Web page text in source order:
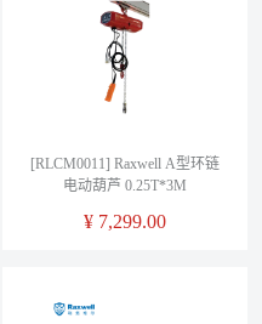
[RLCM0011] Raxwell A型环链
电动葫芦 0.25T*3M
¥ 7,299.00